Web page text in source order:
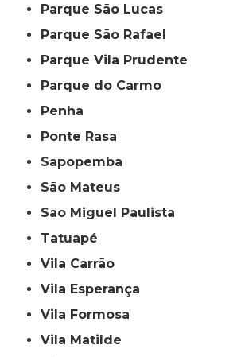
Parque São Lucas
Parque São Rafael
Parque Vila Prudente
Parque do Carmo
Penha
Ponte Rasa
Sapopemba
São Mateus
São Miguel Paulista
Tatuapé
Vila Carrão
Vila Esperança
Vila Formosa
Vila Matilde